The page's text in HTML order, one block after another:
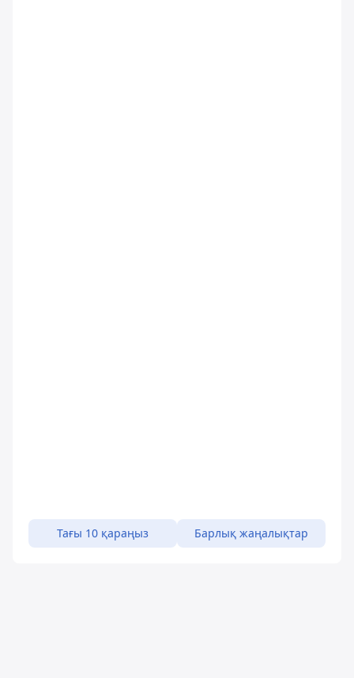
Тағы 10 қараңыз Барлық жаңалықтар